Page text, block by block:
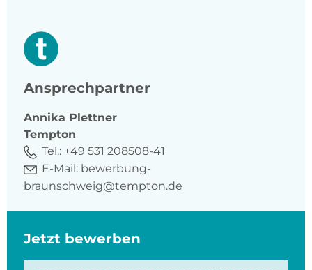
Ansprechpartner
Annika Plettner
Tempton
Tel.: +49 531 208508-41
E-Mail: bewerbung-
braunschweig@tempton.de
Jetzt bewerben